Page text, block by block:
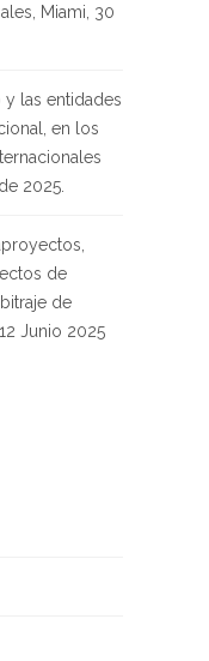
Miami, 30
las entidades
en los
2025.
de
de
Junio 2025